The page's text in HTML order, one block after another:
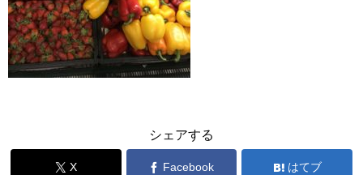
シェアする
X Facebook はてブ